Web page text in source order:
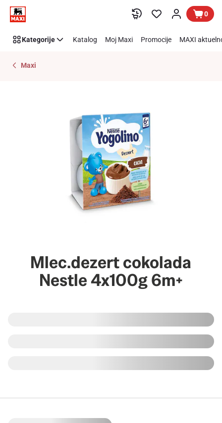
Preskoči link 0
Kategorije Katalog Moj Maxi Promocije MAXI
Maxi
Mlec.dezert cokolada
Nestle 4x100g 6m+